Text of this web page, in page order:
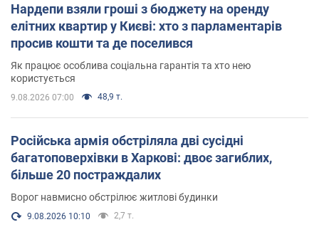
Нардепи взяли гроші з бюджету на оренду
елітних квартир у Києві: хто з парламентарів
просив кошти та де поселився
Як працює особлива соціальна гарантія та хто нею
користується
9.08.2026 07:00 48,9 т.
Російська армія обстріляла дві сусідні
багатоповерхівки в Харкові: двоє загиблих,
більше 20 постраждалих
Ворог навмисно обстрілює житлові будинки
9.08.2026 10:10 2,7 т.